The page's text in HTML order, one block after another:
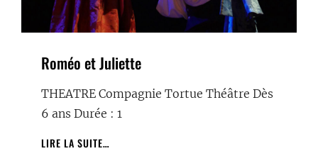
Roméo et Juliette
THEATRE Compagnie Tortue Théâtre Dès
6 ans Durée : 1
LIRE LA SUITE…